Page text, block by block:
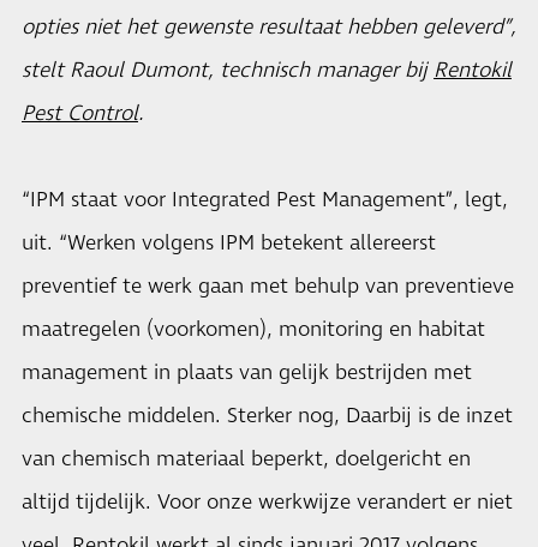
opties niet het gewenste resultaat hebben geleverd”,
stelt Raoul Dumont, technisch manager bijRentokil
Pest Control.
“IPM staat voor Integrated Pest Management”, legt,
uit. “Werken volgens IPM betekent allereerst
preventief te werk gaan met behulp van preventieve
maatregelen (voorkomen), monitoring en habitat
management in plaats van gelijk bestrijden met
chemische middelen. Sterker nog, Daarbij is de inzet
van chemisch materiaal beperkt, doelgericht en
altijd tijdelijk. Voor onze werkwijze verandert er niet